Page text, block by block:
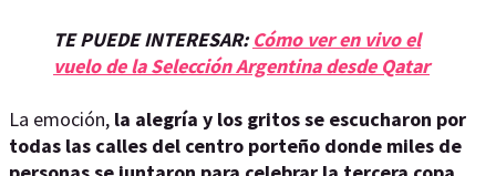
TE PUEDE INTERESAR:Cómo ver en vivo el
vuelo de la Selección Argentina desde Qatar
La emoción, la alegría y los gritos se escucharon por
todas las calles del centro porteño donde miles de